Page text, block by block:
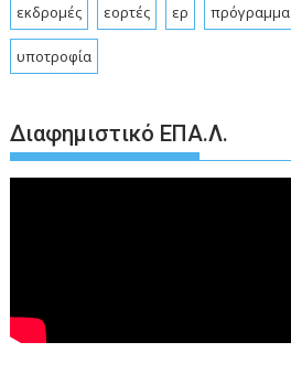
εκδρομές εορτές ερ πρόγραμμα
υποτροφία
Διαφημιστικό ΕΠΑ.Λ.